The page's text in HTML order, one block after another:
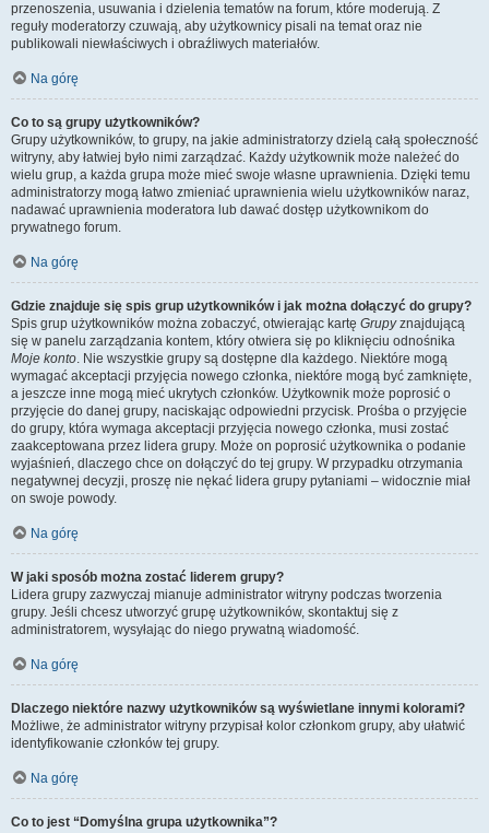
przenoszenia, usuwania i dzielenia tematów na forum, które moderują. Z
reguły moderatorzy czuwają, aby użytkownicy pisali na temat oraz nie
publikowali niewłaściwych i obraźliwych materiałów.
Na górę
Co to są grupy użytkowników?
Grupy użytkowników, to grupy, na jakie administratorzy dzielą całą społeczność
witryny, aby łatwiej było nimi zarządzać. Każdy użytkownik może należeć do
wielu grup, a każda grupa może mieć swoje własne uprawnienia. Dzięki temu
administratorzy mogą łatwo zmieniać uprawnienia wielu użytkowników naraz,
nadawać uprawnienia moderatora lub dawać dostęp użytkownikom do
prywatnego forum.
Na górę
Gdzie znajduje się spis grup użytkowników i jak można dołączyć do grupy?
Spis grup użytkowników można zobaczyć, otwierając kartę Grupyznajdującą
się w panelu zarządzania kontem, który otwiera się po kliknięciu odnośnika
Moje konto. Nie wszystkie grupy są dostępne dla każdego. Niektóre mogą
wymagać akceptacji przyjęcia nowego członka, niektóre mogą być zamknięte,
a jeszcze inne mogą mieć ukrytych członków. Użytkownik może poprosić o
przyjęcie do danej grupy, naciskając odpowiedni przycisk. Prośba o przyjęcie
do grupy, która wymaga akceptacji przyjęcia nowego członka, musi zostać
zaakceptowana przez lidera grupy. Może on poprosić użytkownika o podanie
wyjaśnień, dlaczego chce on dołączyć do tej grupy. W przypadku otrzymania
negatywnej decyzji, proszę nie nękać lidera grupy pytaniami – widocznie miał
on swoje powody.
Na górę
W jaki sposób można zostać liderem grupy?
Lidera grupy zazwyczaj mianuje administrator witryny podczas tworzenia
grupy. Jeśli chcesz utworzyć grupę użytkowników, skontaktuj się z
administratorem, wysyłając do niego prywatną wiadomość.
Na górę
Dlaczego niektóre nazwy użytkowników są wyświetlane innymi kolorami?
Możliwe, że administrator witryny przypisał kolor członkom grupy, aby ułatwić
identyfikowanie członków tej grupy.
Na górę
Co to jest “Domyślna grupa użytkownika”?